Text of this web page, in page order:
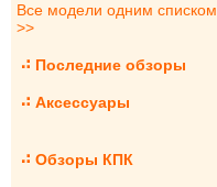
Все модели одним списком
>>
Последние обзоры
Аксессуары
Обзоры КПК